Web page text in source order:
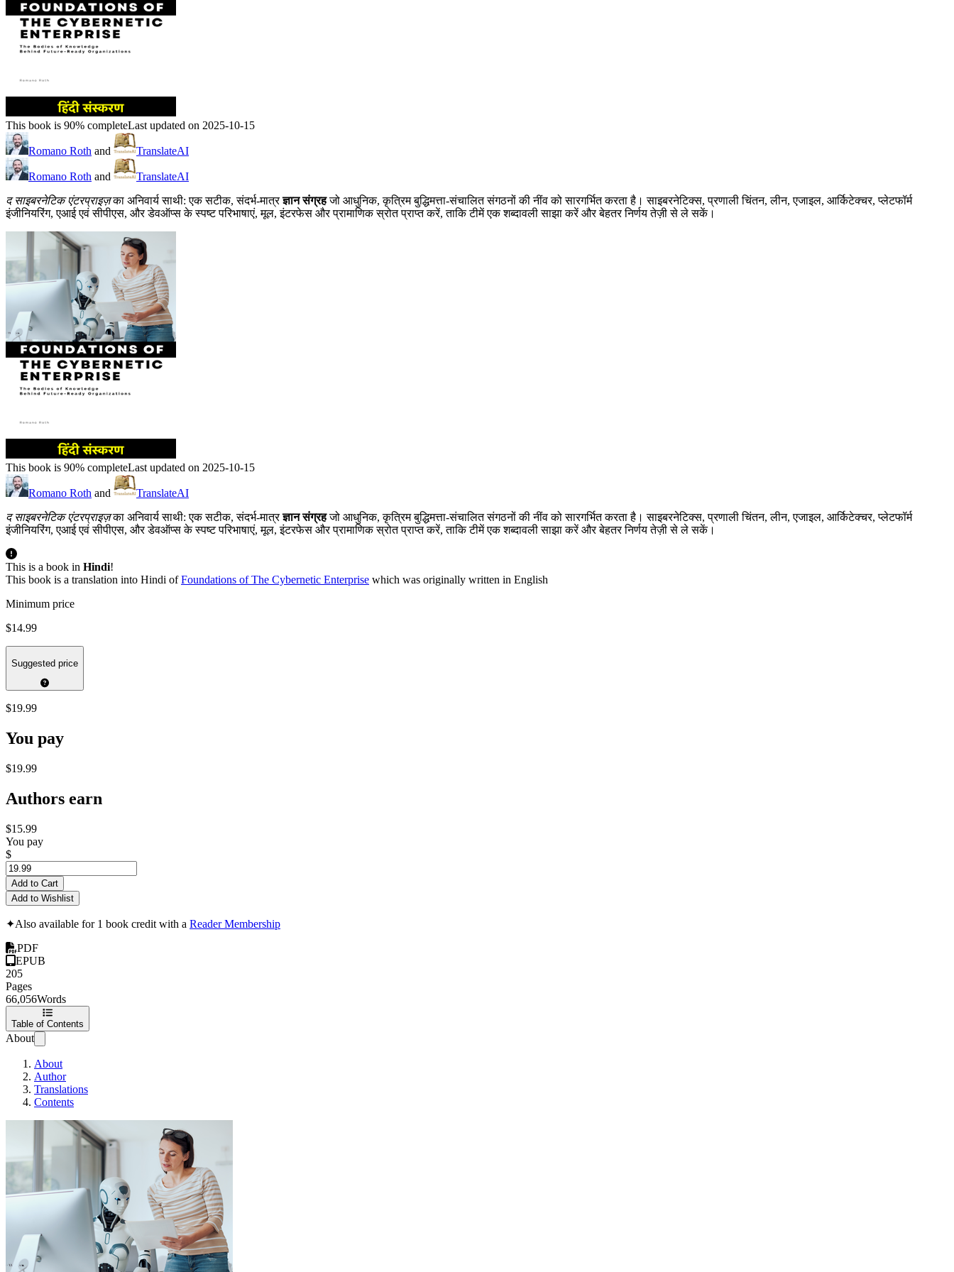
This book is 90% completeLast updated on 2025-10-15
Romano Roth and TranslateAI
Romano Roth and
TranslateAI
द साइबरनेटिक एंटरप्राइज़का अनिवार्य साथी: एक सटीक, संदर्भ-मात्रज्ञान संग्रहजो आधुनिक, कृत्रिम बुद्धिमत्ता-संचालित संगठनों की नींव को सारगर्भित करता है। साइबरनेटिक्स, प्रणाली चिंतन, लीन, एजाइल, आर्किटेक्चर, प्लेटफॉर्म
इंजीनियरिंग, एआई एवं सीपीएस, और डेवऑप्स के स्पष्ट परिभाषाएं, मूल, इंटरफेस और प्रामाणिक स्रोत प्राप्त करें, ताकि टीमें एक शब्दावली साझा करें और बेहतर निर्णय तेज़ी से ले सकें।
This book is 90% completeLast updated on 2025-10-15
Romano Roth and
TranslateAI
द साइबरनेटिक एंटरप्राइज़का अनिवार्य साथी: एक सटीक, संदर्भ-मात्रज्ञान संग्रहजो आधुनिक, कृत्रिम बुद्धिमत्ता-संचालित संगठनों की नींव को सारगर्भित करता है। साइबरनेटिक्स, प्रणाली चिंतन, लीन, एजाइल, आर्किटेक्चर, प्लेटफॉर्म
इंजीनियरिंग, एआई एवं सीपीएस, और डेवऑप्स के स्पष्ट परिभाषाएं, मूल, इंटरफेस और प्रामाणिक स्रोत प्राप्त करें, ताकि टीमें एक शब्दावली साझा करें और बेहतर निर्णय तेज़ी से ले सकें।
This is a book in Hindi!
This book is a translation into Hindi ofFoundations of The Cybernetic Enterprise which was originally written in English
Minimum price
$14.99
Suggested price
$19.99
You pay
$19.99
Authors earn
$15.99
You pay
$
Add to Cart
Add to Wishlist
✦Also available for 1 book credit with a Reader Membership
PDF
EPUB
205
Pages
66,056Words
Table of Contents
About
About
Author
Translations
Contents